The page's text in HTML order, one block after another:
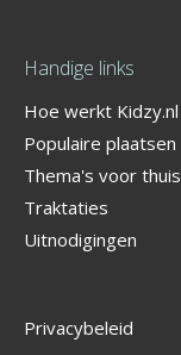
Handige links
Hoe werkt Kidzy.nl
Populaire plaatsen
Thema's voor thuis
Traktaties
Uitnodigingen
Privacybeleid